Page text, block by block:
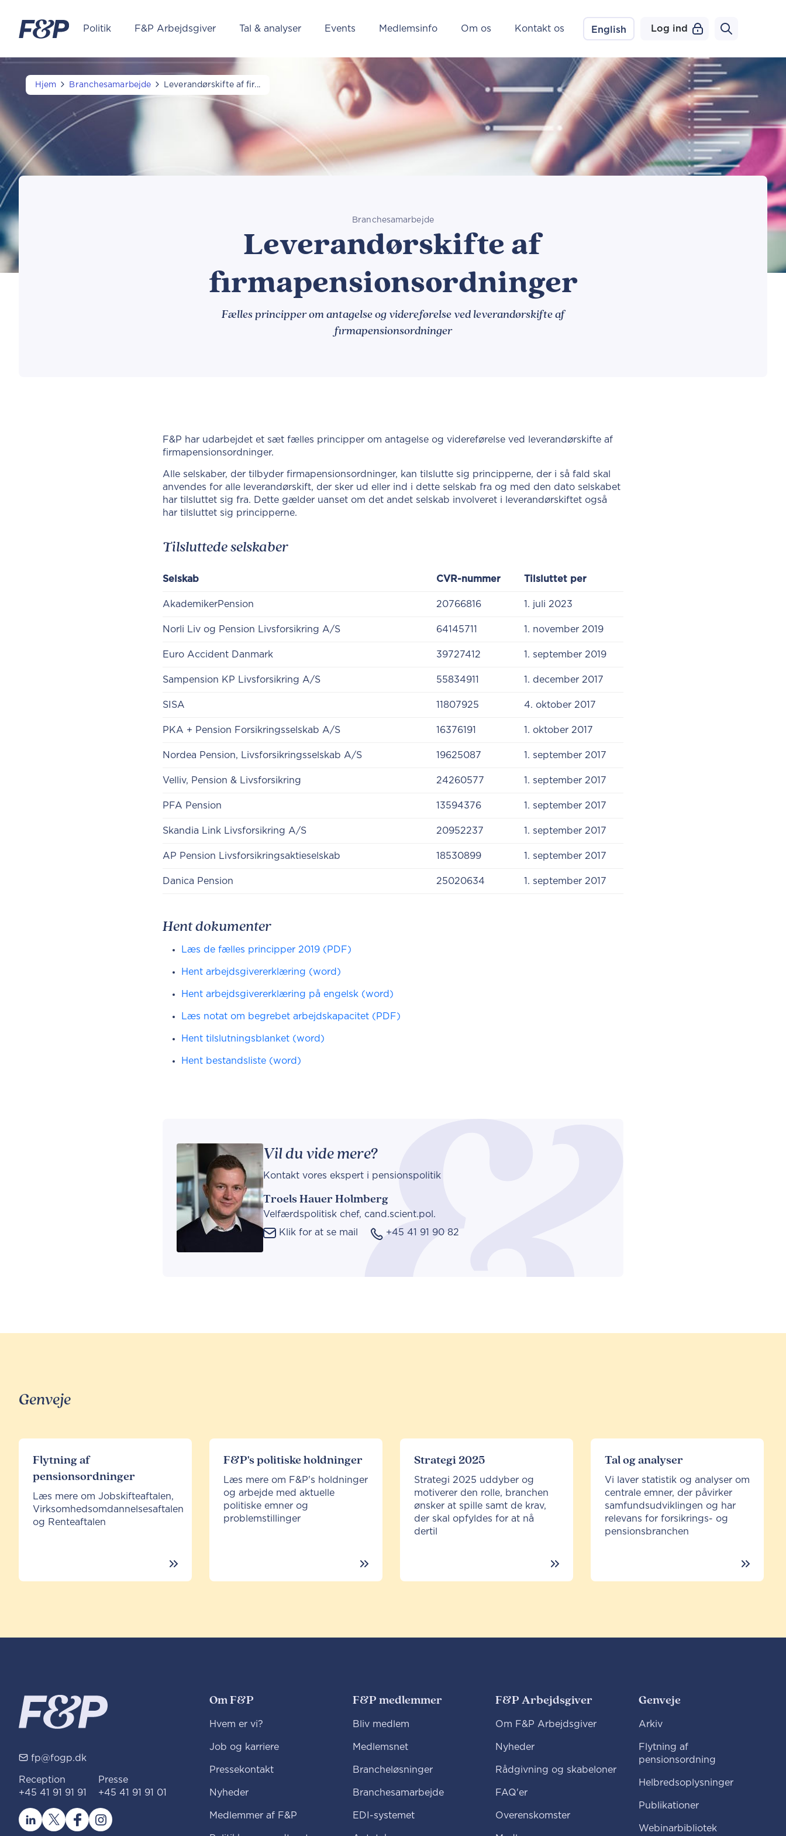
Politik F&P Arbejdsgiver Tal & analyser Events Medlemsinfo Om os Kontakt os English Log ind
Hjem Branchesamarbejde Leverandørskifte af fir...
Branchesamarbejde
Leverandørskifte af
firmapensionsordninger
Fælles principper om antagelse og videreførelse ved leverandørskifte af
firmapensionsordninger
F&P har udarbejdet et sæt fælles principper om antagelse og videreførelse ved leverandørskifte af
firmapensionsordninger.
Alle selskaber, der tilbyder firmapensionsordninger, kan tilslutte sig principperne, der i så fald skal
anvendes for alle leverandørskift, der sker ud eller ind i dette selskab fra og med den dato selskabet
har tilsluttet sig fra. Dette gælder uanset om det andet selskab involveret i leverandørskiftet også
har tilsluttet sig principperne.
Tilsluttede selskaber
Selskab ​CVR-nummer ​Tilsluttet per
AkademikerPension 20766816 1. juli 2023
Norli Liv og Pension Livsforsikring A/S 64145711 1. november 2019
Euro Accident Danmark 39727412 1. september 2019
​Sampension KP Livsforsikring A/S ​55834911 1. december 2017​
​SISA ​11807925 4. oktober 2017​
​PKA + Pension Forsikringsselskab A/S ​16376191 1. oktober 2017
Nordea Pension, Livsforsikringsselskab A/S ​​19625087 1. september 2017
​Velliv, Pension & Livsforsikring ​​24260577 ​​1. september 2017
​​PFA Pension​ ​​13594376 ​​1. september 2017
​​Skandia Link Livsforsikring A/S ​20952237 ​​1. september 2017
AP Pension Livsforsikringsaktieselskab ​​18530899 ​​1. september 2017
​​Danica Pension ​​25020634​ 1. september 2017
Hent dokumenter
Læs de fælles principper 2019 (PDF)
Hent arbejdsgivererklæring (word)
Hent arbejdsgivererklæring på engelsk (word)
Læs notat om begrebet arbejdskapacitet (PDF)
Hent tilslutningsblanket (word)​
Hent bestandsliste (word)
Vil du vide mere?
Kontakt vores ekspert i pensionspolitik
Troels Hauer Holmberg
Velfærdspolitisk chef, cand.scient.pol.
Klik for at se mail
+45 41 91 90 82
Genveje
Flytning af
pensionsordninger
Læs mere om Jobskifteaftalen,
Virksomhedsomdannelsesaftalen
og Renteaftalen
F&P's politiske holdninger
Læs mere om F&P's holdninger
og arbejde med aktuelle
politiske emner og
problemstillinger
Strategi 2025
Strategi 2025 uddyber og
motiverer den rolle, branchen
ønsker at spille samt de krav,
der skal opfyldes for at nå
dertil
Tal og analyser
Vi laver statistik og analyser om
centrale emner, der påvirker
samfundsudviklingen og har
relevans for forsikrings- og
pensionsbranchen
fp@fogp.dk
Reception
+45 41 91 91 91
Presse
+45 41 91 91 01
Om F&P
Hvem er vi?
Job og karriere
Pressekontakt
Nyheder
Medlemmer af F&P
F&P medlemmer
Bliv medlem
Medlemsnet
Brancheløsninger
Branchesamarbejde
EDI-systemet
F&P Arbejdsgiver
Om F&P Arbejdsgiver
Nyheder
Rådgivning og skabeloner
FAQ'er
Overenskomster
Genveje
Arkiv
Flytning af
pensionsordning
Helbredsoplysninger
Publikationer
Webinarbibliotek